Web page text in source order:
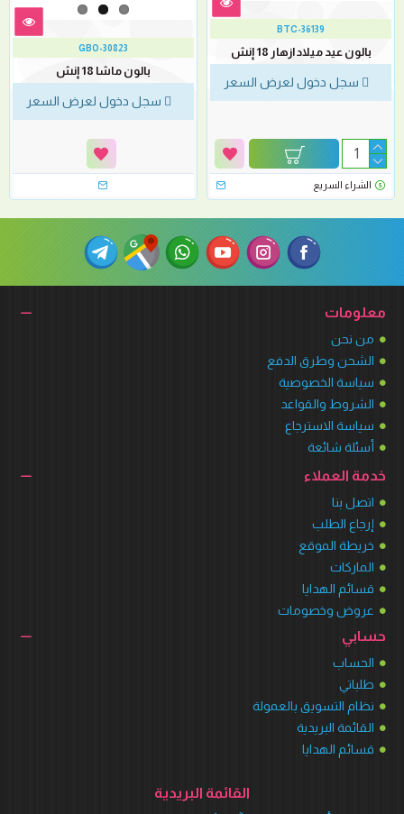
BTC-36139
بالون عيد ميلاد ازهار 18 إنش
سجل دخول لعرض السعر
الشراء السريع
GBO-30823
بالون ماشا 18 إنش
سجل دخول لعرض السعر
معلومات
من نحن
الشحن وطرق الدفع
سياسة الخصوصية
الشروط والقواعد
سياسة الاسترجاع
أسئلة شائعة
خدمة العملاء
اتصل بنا
إرجاع الطلب
خريطة الموقع
الماركات
قسائم الهدايا
عروض وخصومات
حسابي
الحساب
طلباتي
نظام التسويق بالعمولة
القائمة البريدية
قسائم الهدايا
القائمة البريدية